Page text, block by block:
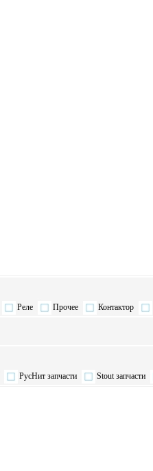
Реле Прочее Контактор
РусНит запчасти Stout запчасти